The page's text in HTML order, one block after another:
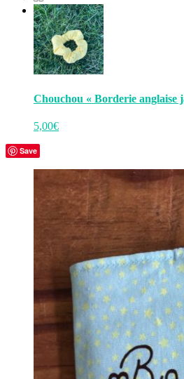
Chouchou « Borderie anglaise
5,00€
Save